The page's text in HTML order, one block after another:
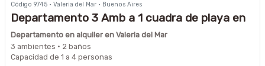
Código 9745 · Valeria del Mar · Buenos Aires
Departamento 3 Amb a 1 cuadra de playa en
Valeria del Mar con cochera
Departamento en alquiler en Valeria del Mar
3 ambientes · 2 baños
Capacidad de 1 a 4 personas